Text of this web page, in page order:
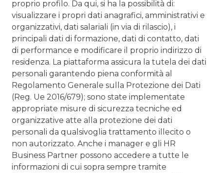
proprio profilo. Da qui, si ha la possibilità di:
visualizzare i propri dati anagrafici, amministrativi e
organizzativi, dati salariali (in via di rilascio), i
principali dati di formazione, dati di contatto, dati
di performance e modificare il proprio indirizzo di
residenza. La piattaforma assicura la tutela dei dati
personali garantendo piena conformità al
Regolamento Generale sulla Protezione dei Dati
(Reg. Ue 2016/679); sono state implementate
appropriate misure di sicurezza tecniche ed
organizzative atte alla protezione dei dati
personali da qualsivoglia trattamento illecito o
non autorizzato. Anche i manager e gli HR
Business Partner possono accedere a tutte le
informazioni di cui sopra sempre tramite